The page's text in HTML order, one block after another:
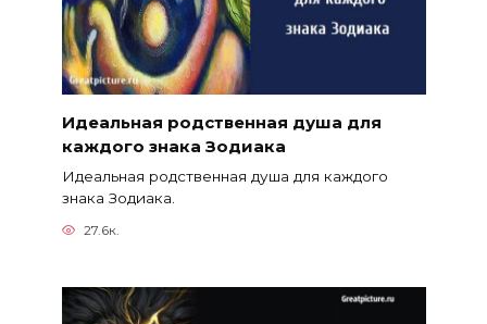
Идеальная родственная душа для
каждого знака Зодиака
Идеальная родственная душа для каждого
знака Зодиака.
27.6к.